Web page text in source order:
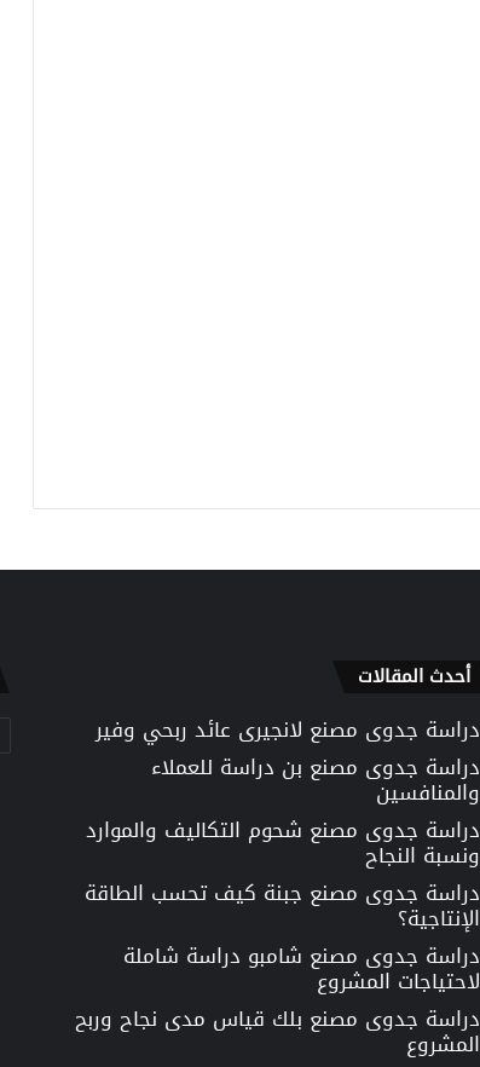
أحدث المقالات
دراسة جدوى مصنع لانجيرى عائد ربحي وفير
دراسة جدوى مصنع بن دراسة للعملاء
والمنافسين
دراسة جدوى مصنع شحوم التكاليف والموارد
ونسبة النجاح
دراسة جدوى مصنع جبنة كيف تحسب الطاقة
الإنتاجية؟
دراسة جدوى مصنع شامبو دراسة شاملة
لاحتياجات المشروع
دراسة جدوى مصنع بلك قياس مدى نجاح وربح
المشروع